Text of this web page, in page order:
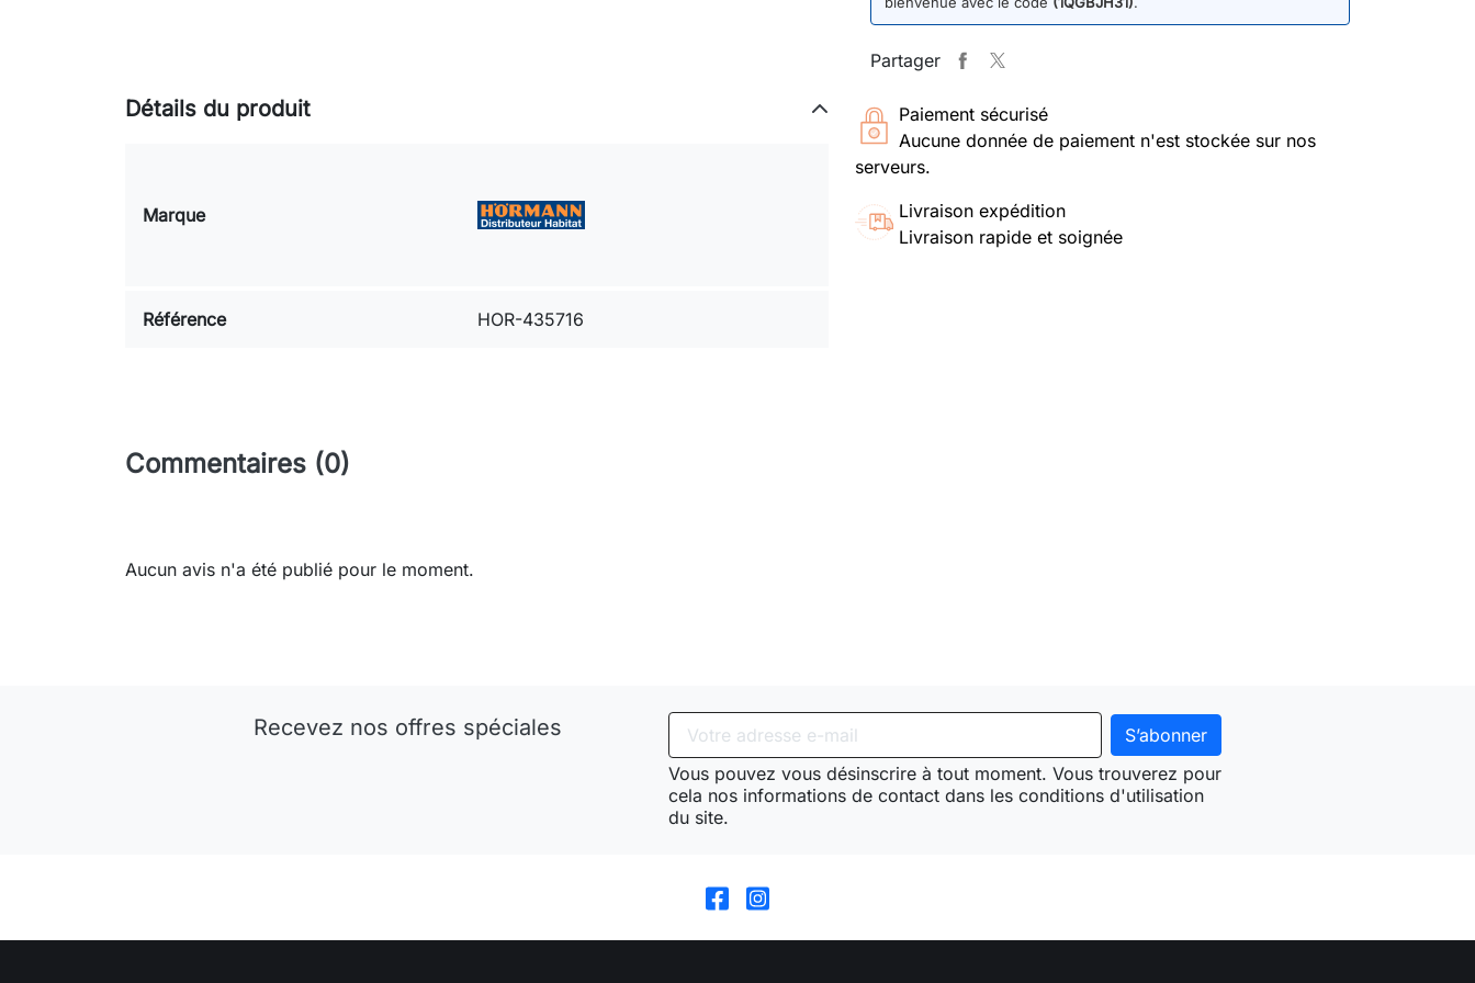
Partager
Paiement sécurisé
Aucune donnée de paiement n'est stockée sur nos
serveurs.
Livraison expédition
Livraison rapide et soignée
Détails du produit
Marque
Référence HOR-435716
Commentaires (0)
Aucun avis n'a été publié pour le moment.
Recevez nos offres spéciales
Vous pouvez vous désinscrire à tout moment. Vous trouverez pour
cela nos informations de contact dans les conditions d'utilisation
du site.